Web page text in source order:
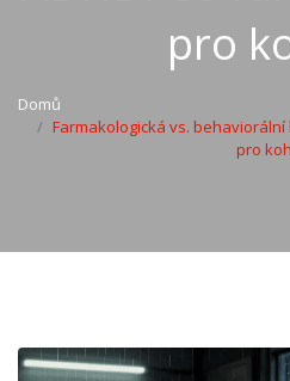
pro
Domů
Farmakologická vs. behaviorální
pro